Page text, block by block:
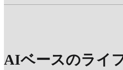
AIベースのライ